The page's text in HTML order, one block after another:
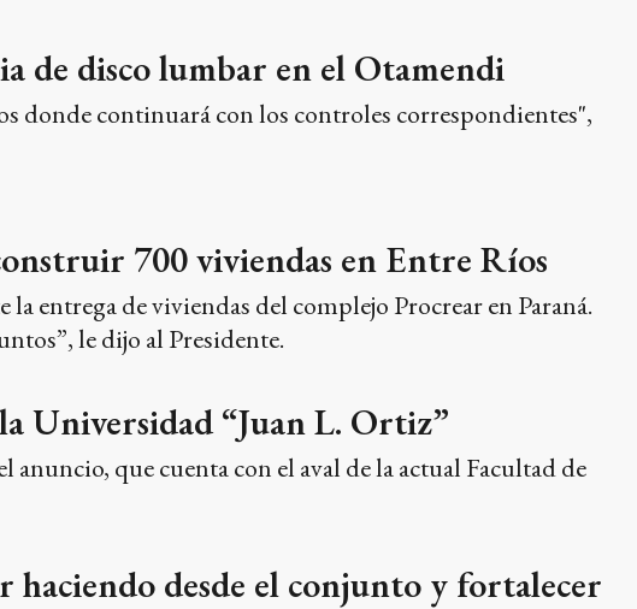
de disco lumbar en el Otamendi
donde continuará con los controles correspondientes",
700 viviendas en Entre Ríos
entrega de viviendas del complejo Procrear en Paraná.
le dijo al Presidente.
Universidad “Juan L. Ortiz”
que cuenta con el aval de la actual Facultad de
haciendo desde el conjunto y fortalecer